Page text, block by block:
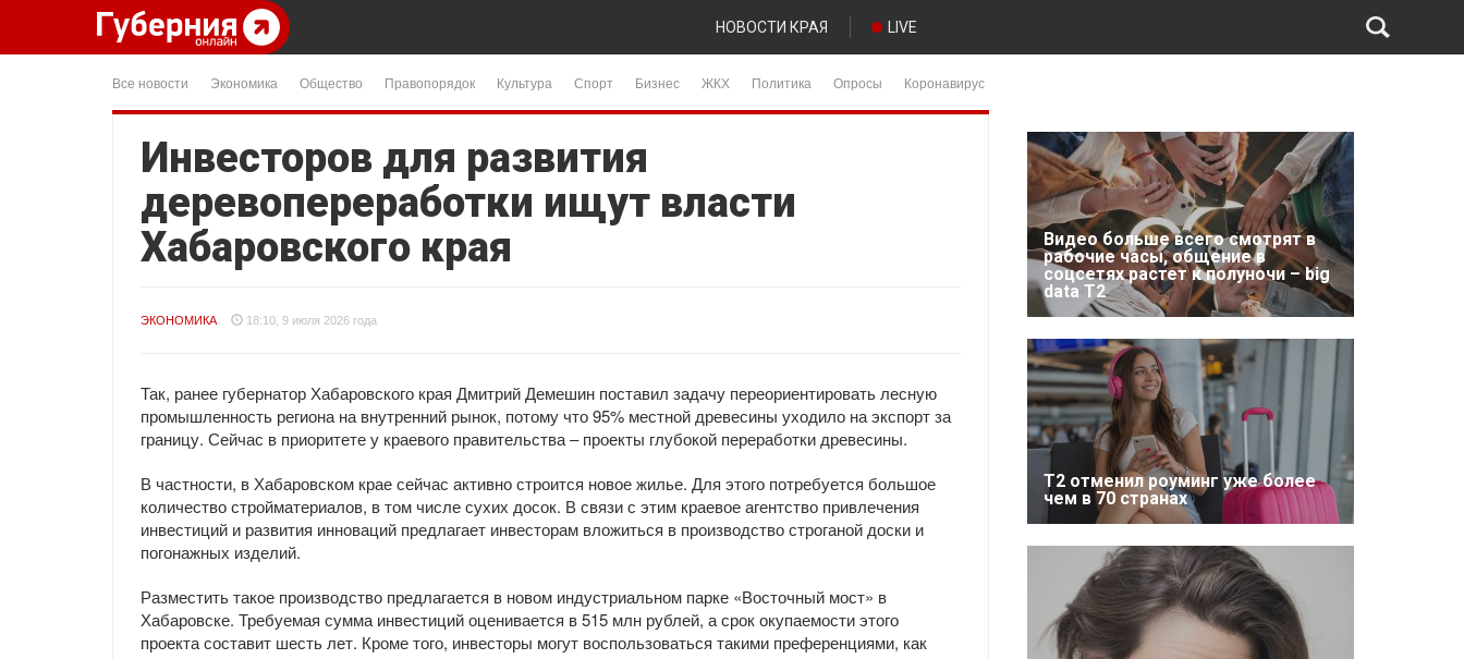
НОВОСТИ КРАЯ LIVE
Все новости Экономика Общество Правопорядок Культура Спорт Бизнес ЖКХ Политика Опросы Коронавирус
Инвесторов для развития
деревопереработки ищут власти
Хабаровского края
ЭКОНОМИКА 18:10, 9 июля 2026 года
Так, ранее губернатор Хабаровского края Дмитрий Демешин поставил задачу переориентировать лесную
промышленность региона на внутренний рынок, потому что 95% местной древесины уходило на экспорт за
границу. Сейчас в приоритете у краевого правительства – проекты глубокой переработки древесины.
В частности, в Хабаровском крае сейчас активно строится новое жилье. Для этого потребуется большое
количество стройматериалов, в том числе сухих досок. В связи с этим краевое агентство привлечения
инвестиций и развития инноваций предлагает инвесторам вложиться в производство строганой доски и
погонажных изделий.
Разместить такое производство предлагается в новом индустриальном парке «Восточный мост» в
Хабаровске. Требуемая сумма инвестиций оценивается в 515 млн рублей, а срок окупаемости этого
проекта составит шесть лет. Кроме того, инвесторы могут воспользоваться такими преференциями, как
Видео больше всего смотрят в
рабочие часы, общение в
соцсетях растет к полуночи – big
data T2
Т2 отменил роуминг уже более
чем в 70 странах